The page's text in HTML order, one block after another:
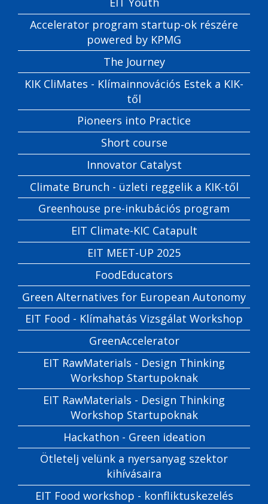
Accelerator program startup-ok részére
powered by KPMG
The Journey
KIK CliMates - Klímainnovációs Estek a KIK-
től
Pioneers into Practice
Short course
Innovator Catalyst
Climate Brunch - üzleti reggelik a KIK-től
Greenhouse pre-inkubációs program
EIT Climate-KIC Catapult
EIT MEET-UP 2025
FoodEducators
Green Alternatives for European Autonomy
EIT Food - Klímahatás Vizsgálat Workshop
GreenAccelerator
EIT RawMaterials - Design Thinking
Workshop Startupoknak
EIT RawMaterials - Design Thinking
Workshop Startupoknak
Hackathon - Green ideation
Ötletelj velünk a nyersanyag szektor
kihívásaira
EIT Food workshop - konfliktuskezelés